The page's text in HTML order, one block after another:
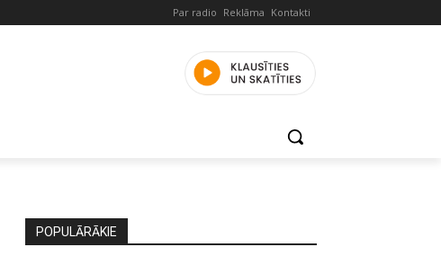
Par radio Reklāma Kontakti
POPULĀRĀKIE